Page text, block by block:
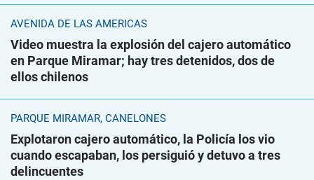
AVENIDA DE LAS AMÉRICAS
Video muestra la explosión del cajero automático
en Parque Miramar; hay tres detenidos, dos de
ellos chilenos
PARQUE MIRAMAR, CANELONES
Explotaron cajero automático, la Policía los vio
cuando escapaban, los persiguió y detuvo a tres
delincuentes